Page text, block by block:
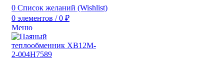
0 Список желаний (Wishlist)
0 элементов / 0 ₽
Меню